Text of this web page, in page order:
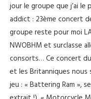
jour le groupe que j’ai le
addict : 23ème concert
groupe reste pour moi
NWOBHM et surclasse
consorts… Ce concert
et les Britanniques
jeu : « Battering Ram »,